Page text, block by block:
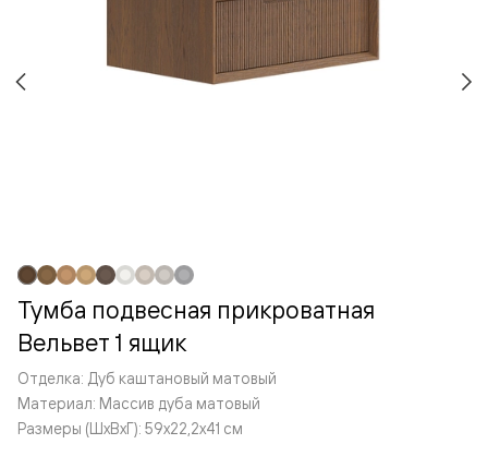
Тумба подвесная прикроватная
Вельвет 1 ящик
Отделка: Дуб каштановый матовый
Материал: Массив дуба матовый
Размеры (ШxВxГ): 59x22,2x41 см